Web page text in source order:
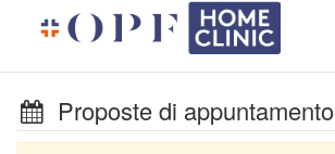
Proposte di appuntamento